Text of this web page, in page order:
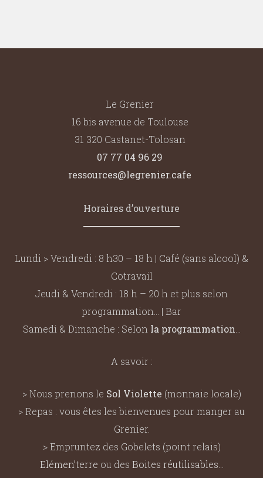
Le Grenier
16 bis avenue de Toulouse
31 320 Castanet-Tolosan
07 77 04 96 29
ressources@legrenier.cafe
Horaires d’ouverture
Lundi > Vendredi : 8 h30 – 18 h | Café (sans alcool) &
Cotravail
Jeudi & Vendredi : 18 h – 20 h et plus selon
programmation… | Bar
Samedi & Dimanche : Selon la programmation
A savoir :
> Nous prenons le Sol Violette (monnaie locale)
> Repas : vous êtes les bienvenues pour manger au
Grenier.
> Empruntez des Gobelets (point relais)
Elémen’terre ou des Boites réutilisables